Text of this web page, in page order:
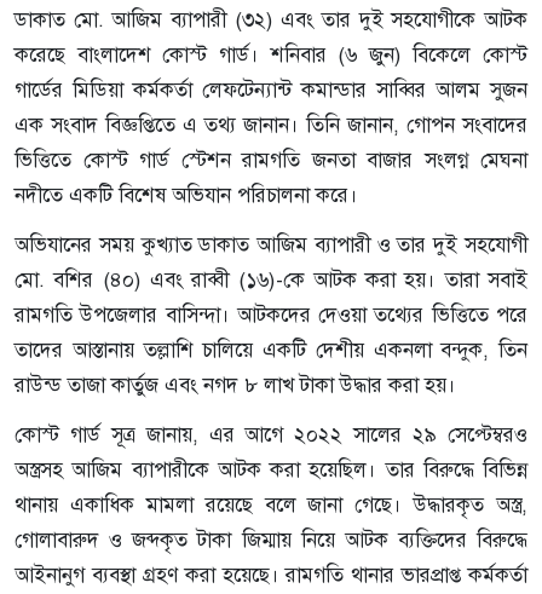
ডাকাত মো. আজিম ব্যাপারী (৩২) এবং তার দুই সহযোগীকে আটক
করেছে বাংলাদেশ কোস্ট গার্ড। শনিবার (৬ জুন) বিকেলে কোস্ট
গার্ডের মিডিয়া কর্মকর্তা লেফটেন্যান্ট কমান্ডার সাব্বির আলম সুজন
এক সংবাদ বিজ্ঞপ্তিতে এ তথ্য জানান। তিনি জানান, গোপন সংবাদের
ভিত্তিতে কোস্ট গার্ড স্টেশন রামগতি জনতা বাজার সংলগ্ন মেঘনা
নদীতে একটি বিশেষ অভিযান পরিচালনা করে।
অভিযানের সময় কুখ্যাত ডাকাত আজিম ব্যাপারী ও তার দুই সহযোগী
মো. বশির (৪০) এবং রাব্বী (১৬)-কে আটক করা হয়। তারা সবাই
রামগতি উপজেলার বাসিন্দা। আটকদের দেওয়া তথ্যের ভিত্তিতে পরে
তাদের আস্তানায় তল্লাশি চালিয়ে একটি দেশীয় একনলা বন্দুক, তিন
রাউন্ড তাজা কার্তুজ এবং নগদ ৮ লাখ টাকা উদ্ধার করা হয়।
কোস্ট গার্ড সূত্র জানায়, এর আগে ২০২২ সালের ২৯ সেপ্টেম্বরও
অস্ত্রসহ আজিম ব্যাপারীকে আটক করা হয়েছিল। তার বিরুদ্ধে বিভিন্ন
থানায় একাধিক মামলা রয়েছে বলে জানা গেছে। উদ্ধারকৃত অস্ত্র,
গোলাবারুদ ও জব্দকৃত টাকা জিম্মায় নিয়ে আটক ব্যক্তিদের বিরুদ্ধে
আইনানুগ ব্যবস্থা গ্রহণ করা হয়েছে। রামগতি থানার ভারপ্রাপ্ত কর্মকর্তা